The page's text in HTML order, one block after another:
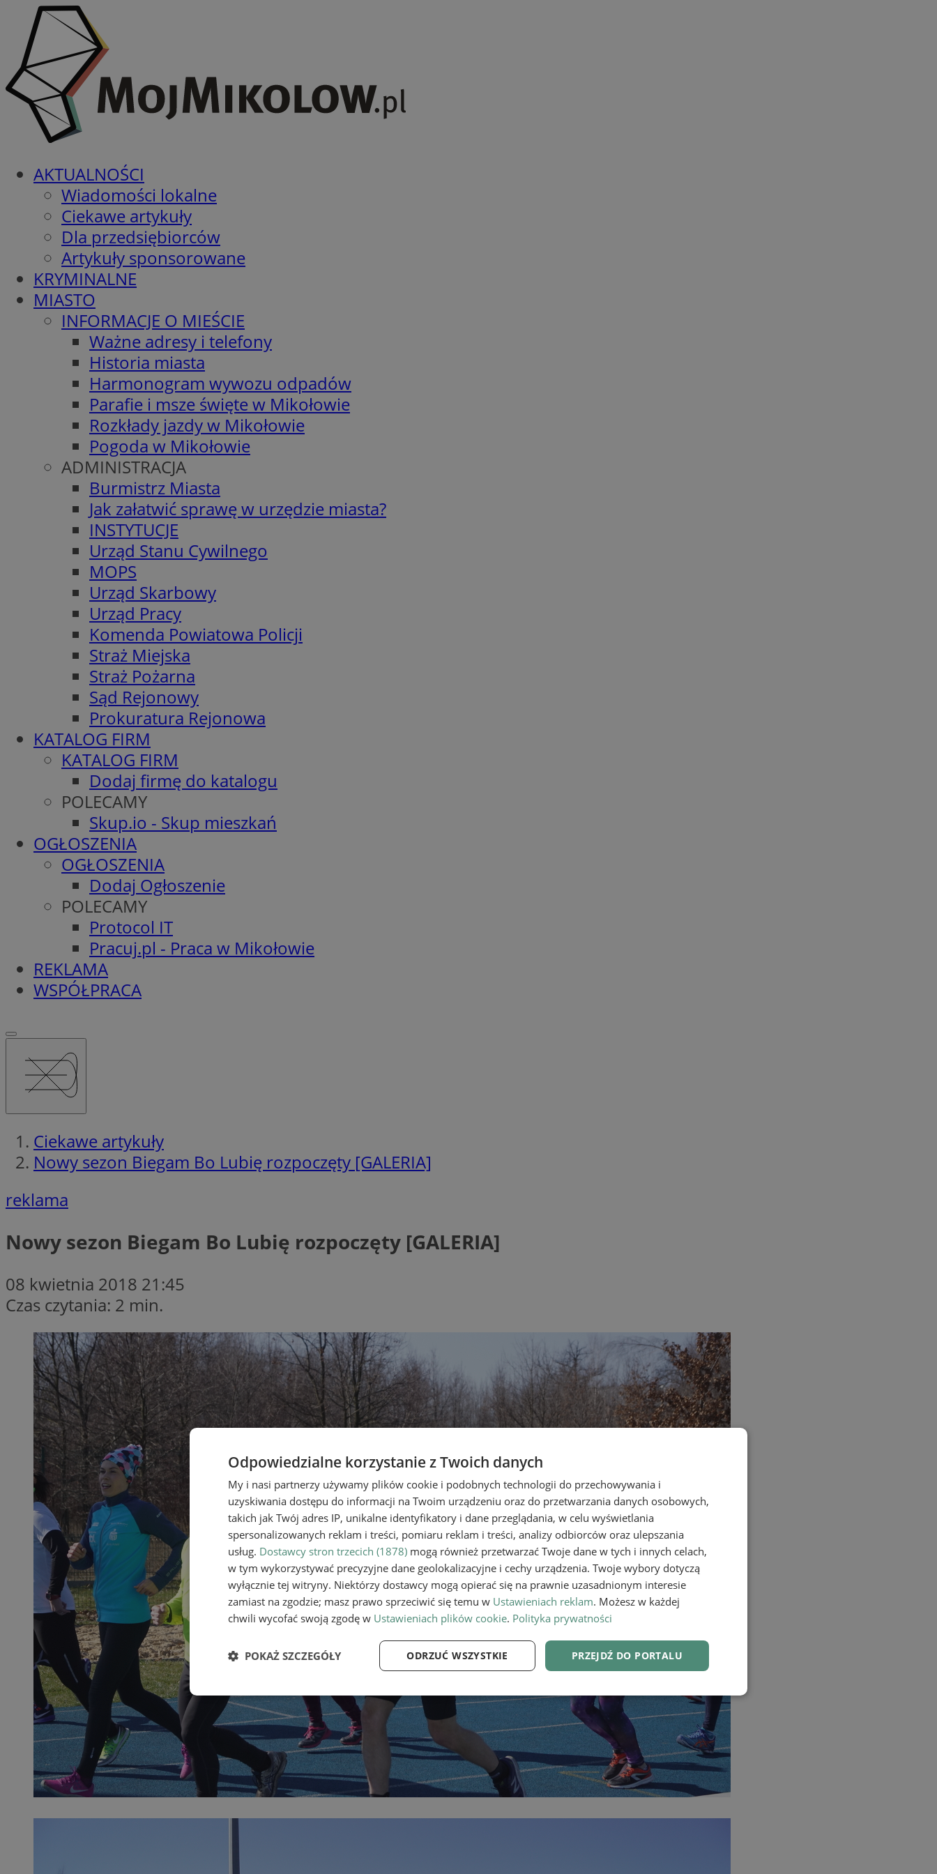
AKTUALNOŚCI
Wiadomości lokalne
Ciekawe artykuły
Dla przedsiębiorców
Artykuły sponsorowane
KRYMINALNE
MIASTO
INFORMACJE O MIEŚCIE
Ważne adresy i telefony
Historia miasta
Harmonogram wywozu odpadów
Parafie i msze święte w Mikołowie
Rozkłady jazdy w Mikołowie
Pogoda w Mikołowie
ADMINISTRACJA
Burmistrz Miasta
Jak załatwić sprawę w urzędzie miasta?
INSTYTUCJE
Urząd Stanu Cywilnego
MOPS
Urząd Skarbowy
Urząd Pracy
Komenda Powiatowa Policji
Straż Miejska
Straż Pożarna
Sąd Rejonowy
Prokuratura Rejonowa
KATALOG FIRM
KATALOG FIRM
Dodaj firmę do katalogu
POLECAMY
Skup.io - Skup mieszkań
OGŁOSZENIA
OGŁOSZENIA
Dodaj Ogłoszenie
POLECAMY
Protocol IT
Pracuj.pl - Praca w Mikołowie
REKLAMA
WSPÓŁPRACA
Ciekawe artykuły
Nowy sezon Biegam Bo Lubię rozpoczęty [GALERIA]
reklama
Nowy sezon Biegam Bo Lubię rozpoczęty [GALERIA]
08 kwietnia 2018 21:45
Czas czytania: 2 min.
Odpowiedzialne korzystanie z Twoich danych
My i nasi partnerzy używamy plików cookie i podobnych technologii do przechowywania i
uzyskiwania dostępu do informacji na Twoim urządzeniu oraz do przetwarzania danych osobowych,
takich jak Twój adres IP, unikalne identyfikatory i dane przeglądania, w celu wyświetlania
spersonalizowanych reklam i treści, pomiaru reklam i treści, analizy odbiorców oraz ulepszania
usług. Dostawcy stron trzecich (1878) mogą również przetwarzać Twoje dane w tych i innych celach,
w tym wykorzystywać precyzyjne dane geolokalizacyjne i cechy urządzenia. Twoje wybory dotyczą
wyłącznie tej witryny. Niektórzy dostawcy mogą opierać się na prawnie uzasadnionym interesie
zamiast na zgodzie; masz prawo sprzeciwić się temu w Ustawieniach reklam. Możesz w każdej
chwili wycofać swoją zgodę w Ustawieniach plików cookie. Polityka prywatności
PRZEJDŹ DO PORTALU
ODRZUĆ WSZYSTKIE
POKAŻ SZCZEGÓŁY
Niezbędne Wydajność Targetowanie Funkcjonalność
Niezbędne Wydajność Targetowanie Funkcjonalność